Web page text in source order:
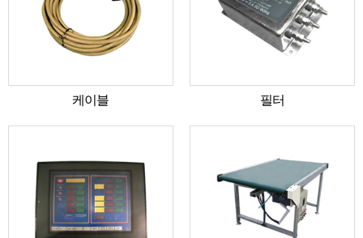
케이블 필터